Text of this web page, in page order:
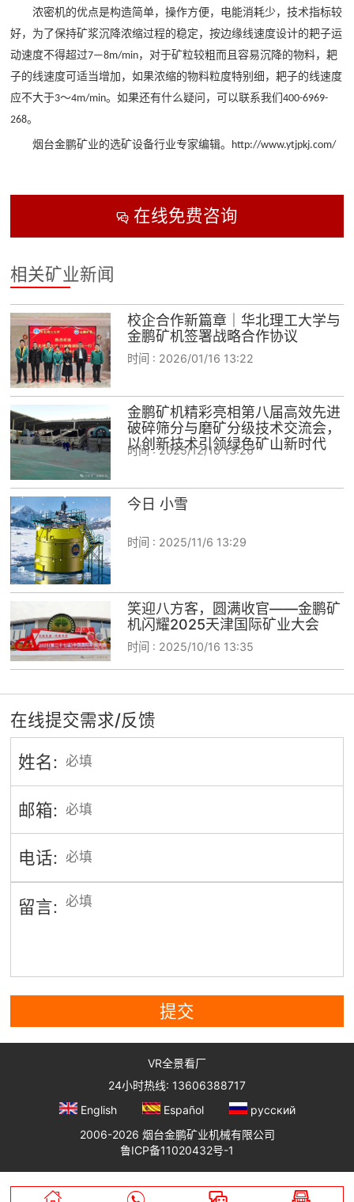
浓密机的优点是构造简单，操作方便，电能消耗少，技术指标较
好，为了保持矿浆沉降浓缩过程的稳定，按边缘线速度设计的耙子运
动速度不得超过7—8m/min，对于矿粒较粗而且容易沉降的物料，耙
子的线速度可适当增加，如果浓缩的物料粒度特别细，耙子的线速度
应不大于3～4m/min。如果还有什么疑问，可以联系我们400-6969-
268。
烟台金鹏矿业的选矿设备行业专家编辑。 http://www.ytjpkj.com/
在线免费咨询
相关矿业新闻
校企合作新篇章｜华北理工大学与
金鹏矿机签署战略合作协议
时间 : 2026/01/16 13:22
金鹏矿机精彩亮相第八届高效先进
破碎筛分与磨矿分级技术交流会，
以创新技术引领绿色矿山新时代
时间 :2025/12/16 13:26
今日 小雪
时间 : 2025/11/6 13:29
笑迎八方客，圆满收官——金鹏矿
机闪耀2025天津国际矿业大会
时间 : 2025/10/16 13:35
在线提交需求/反馈
姓名:
邮箱:
电话:
留言:
提交
VR全景看厂
24小时热线: 13606388717
English
Español
русский
2006-2026 烟台金鹏矿业机械有限公司
鲁ICP备11020432号-1